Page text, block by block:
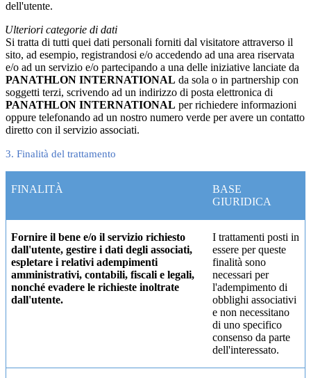
dell'utente.
Ulteriori categorie di dati
Si tratta di tutti quei dati personali forniti dal visitatore attraverso il
sito, ad esempio, registrandosi e/o accedendo ad una area riservata
e/o ad un servizio e/o partecipando a una delle iniziative lanciate da
PANATHLON INTERNATIONAL da sola o in partnership con
soggetti terzi, scrivendo ad un indirizzo di posta elettronica di
PANATHLON INTERNATIONAL per richiedere informazioni
oppure telefonando ad un nostro numero verde per avere un contatto
diretto con il servizio associati.
3. Finalità del trattamento
FINALITÀ
BASE
GIURIDICA
Fornire il bene e/o il servizio richiesto
dall'utente, gestire i dati degli associati,
espletare i relativi adempimenti
amministrativi, contabili, fiscali e legali,
nonché evadere le richieste inoltrate
dall'utente.
I trattamenti posti in
essere per queste
finalità sono
necessari per
l'adempimento di
obblighi associativi
e non necessitano
di uno specifico
consenso da parte
dell'interessato.